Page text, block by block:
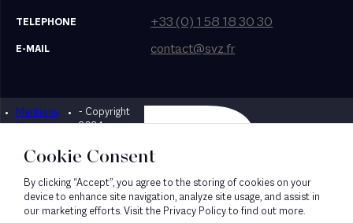
TELEPHONE +33 (0) 1 58 18 30 30
E-MAIL contact@svz.fr
Mentions
légales
- Copyright
2024
Designed by Bonhomme
Cookie Consent
By clicking “Accept”, you agree to the storing of cookies on your
device to enhance site navigation, analyze site usage, and assist in
our marketing efforts. Visit the Privacy Policy to find out more.